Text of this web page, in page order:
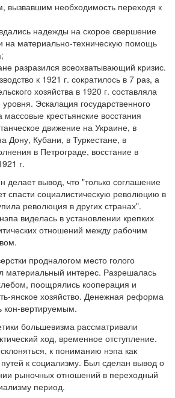
вызвавшим необходимость переходя к
надежды на скорое свершение
на материально-техническую помощь
разразился всеохватывающий кризис.
к 1921 г. сократилось в 7 раз, а
хозяйства в 1920 г. составляла
Эскалация государственного
крестьянские восстания
движение на Украине, в
Дону, Кубани, в Туркестане, в
в Петрограде, восстание в
г.
делает вывод, что "только соглашение
спасти социалистическую революцию в
революция в других странах".
виделась в установлении крепких
отношений между рабочим
продналогом место голого
материальный интерес. Разрешалась
поощрялись кооперация и
янское хозяйство. Денежная реформа
кон-вертируемым.
большевизма рассматривали
ход, временное отступление.
к пониманию нэпа как
к социализму. Был сделан вывод о
рыночных отношений в переходный
период.